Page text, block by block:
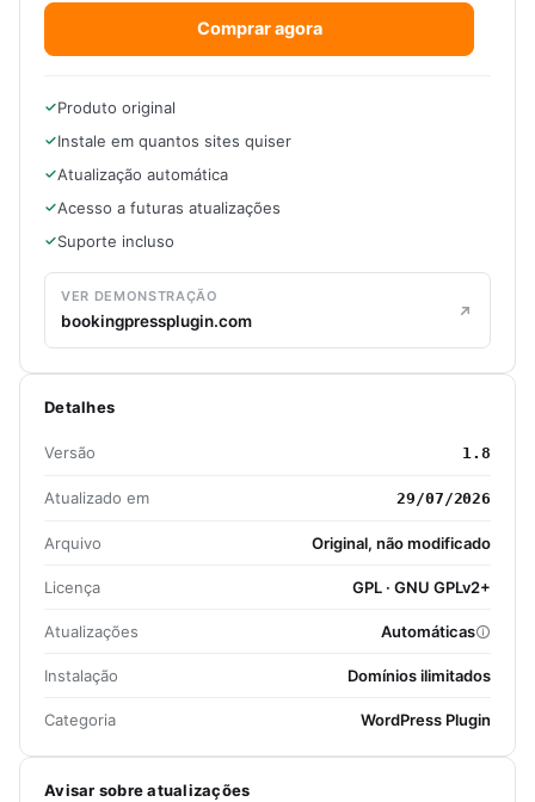
Comprar agora
Produto original
Instale em quantos sites quiser
Atualização automática
Acesso a futuras atualizações
Suporte incluso
VER DEMONSTRAÇÃO
bookingpressplugin.com
Detalhes
Versão 1.8
Atualizado em 29/07/2026
Arquivo Original, não modificado
Licença GPL · GNU GPLv2+
Atualizações Automáticas
Instalação Domínios ilimitados
Categoria WordPress Plugin
Avisar sobre atualizações